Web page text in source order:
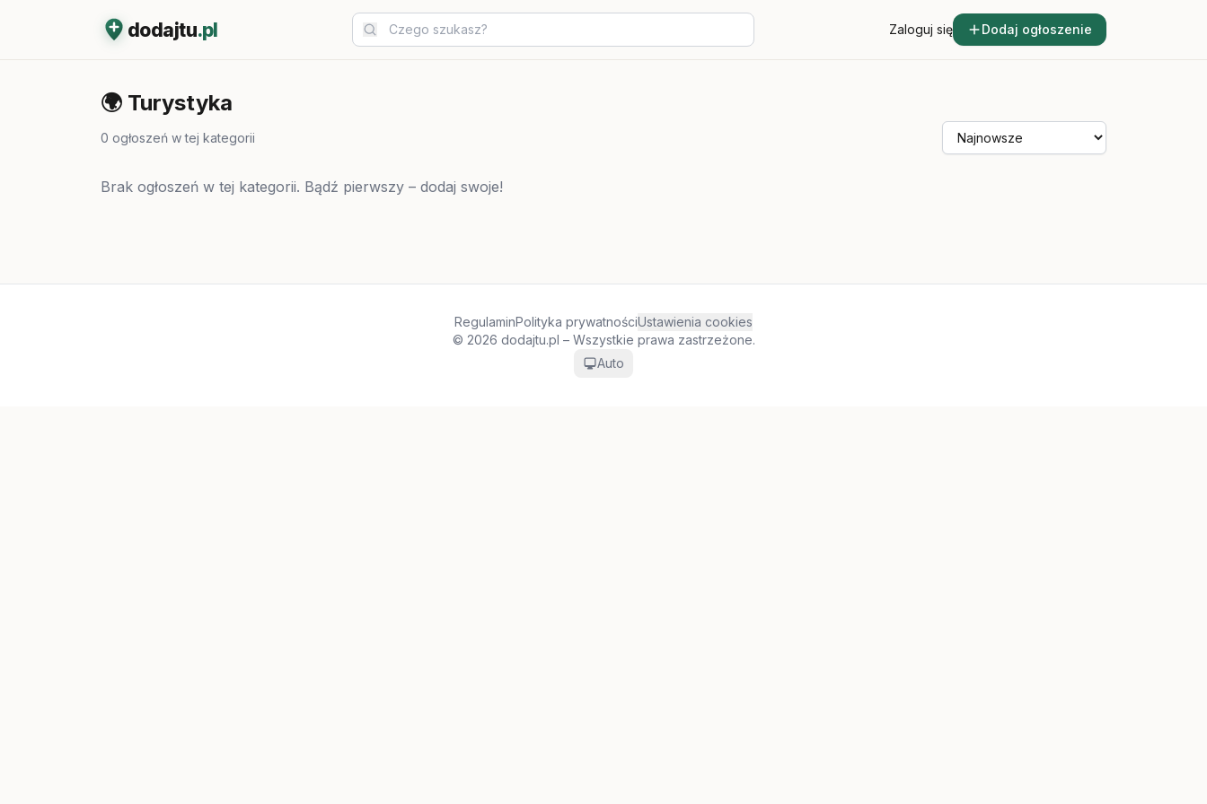
dodajtu.pl Zaloguj się Dodaj ogłoszenie
🌍 Turystyka
0 ogłoszeń w tej kategorii
Brak ogłoszeń w tej kategorii. Bądź pierwszy – dodaj swoje!
RegulaminPolityka prywatnościUstawienia cookies
© 2026 dodajtu.pl – Wszystkie prawa zastrzeżone.
Auto